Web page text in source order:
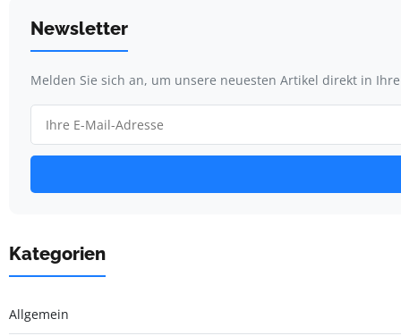
Newsletter
Melden Sie sich an, um unsere neuesten Artikel direkt in
Kategorien
Allgemein